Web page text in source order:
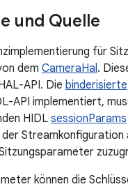
und Quelle
für
dem CameraHal.
API. Die binderisierte
API implementiert,
HIDL sessionParams
Streamkonfiguration
können die